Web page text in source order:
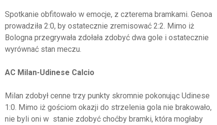
Spotkanie obfitowało w emocje, z czterema bramkami. Genoa
prowadziła 2:0, by ostatecznie zremisować 2:2. Mimo iż
Bologna przegrywała zdołała zdobyć dwa gole i ostatecznie
wyrównać stan meczu.
AC Milan-Udinese Calcio
Milan zdobył cenne trzy punkty skromnie pokonując Udinese
1:0. Mimo iż gościom okazji do strzelenia gola nie brakowało,
nie byli oni w stanie zdobyć choćby bramki, która mogłaby